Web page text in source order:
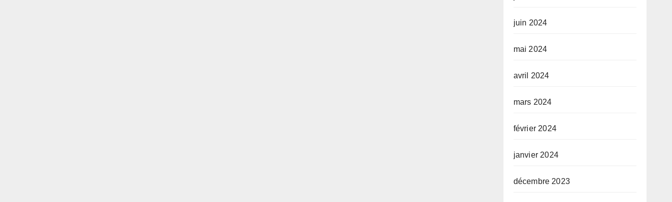
juin 2024
mai 2024
avril 2024
mars 2024
février 2024
janvier 2024
décembre 2023